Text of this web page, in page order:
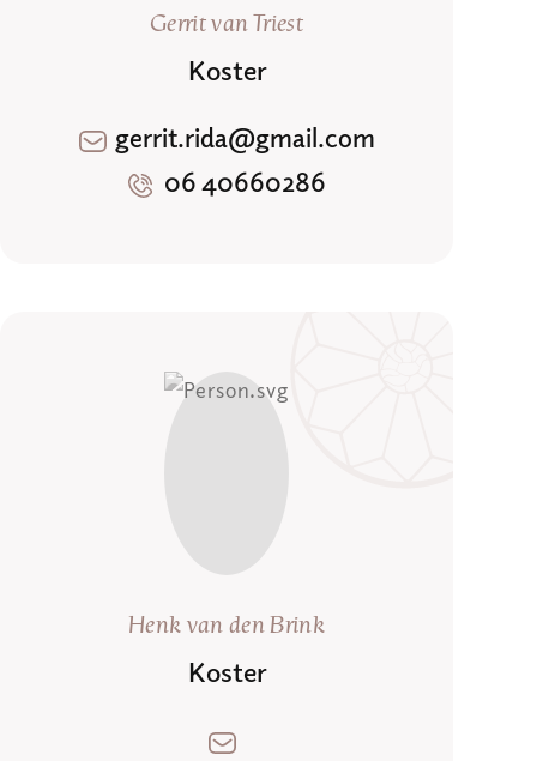
Gerrit van Triest
Koster
gerrit.rida@gmail.com
06 40660286
Henk van den Brink
Koster